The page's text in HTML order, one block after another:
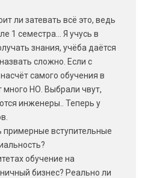
ли затевать всё это, ведь
1 семестра… Я учусь в
знания, учёба даётся
сложно. Если с
самого обучения в
много НО. Выбрали чвут,
инженеры.. Теперь у
примерные вступительные
обучение на
бизнес? Реально ли